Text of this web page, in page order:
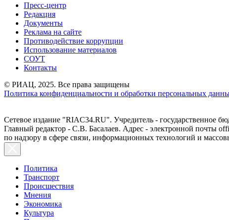
Пресс-центр
Редакция
Документы
Реклама на сайте
Противодействие коррупции
Использование материалов
СОУТ
Контакты
© РИАЦ, 2025. Все права защищены
Политика конфиденциальности и обработки персональных
Сетевое издание "RIAC34.RU". Учредитель - государственное
Главный редактор - С.В. Басалаев. Адрес - электронной почты
по надзору в сфере связи, информационных технологий и
Политика
Транспорт
Происшествия
Мнения
Экономика
Культура